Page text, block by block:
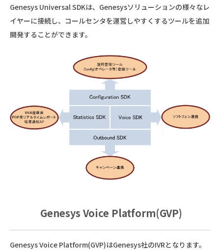
Genesys Universal SDKは、Genesysソリューションの様々なレ
イヤーに接続し、コールセンタを運営しやすくするツールを追加
開発することができます。
Genesys Voice Platform(GVP)
Genesys Voice Platform(GVP)はGenesys社のIVRとなります。